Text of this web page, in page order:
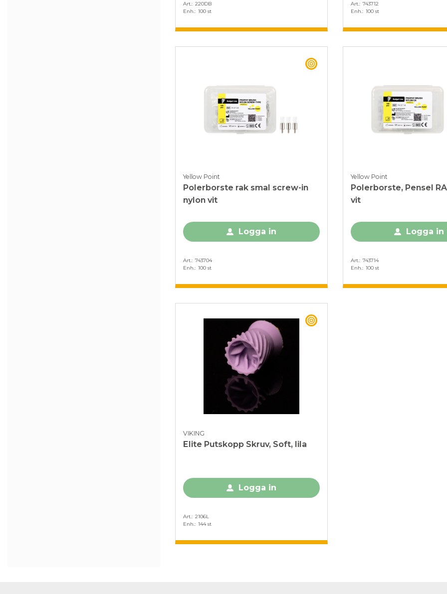
Art. 220DB
Enh. 100 st
Art. 743712
Enh. 100 st
Yellow Point
Polerborste rak smal screw-in
nylon vit
Logga in
Art. 743704
Enh. 100 st
Yellow Point
Polerborste, Pensel
vit
Logga in
Art. 743714
Enh. 100 st
VIKING
Elite Putskopp Skruv, Soft, lila
Logga in
Art. 2106L
Enh. 144 st